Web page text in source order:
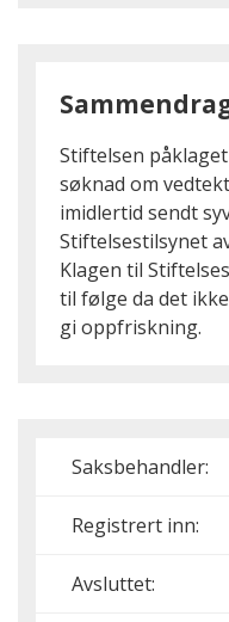
Stiftelsen
søknad om
imidlertid sendt
Stiftelsestilsynet
Klagen til
til følge da det
gi oppfriskning.
Saksbehandler:
Registrert inn:
Avsluttet: